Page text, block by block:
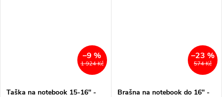
1 924 Kč
–9 %
Taška na notebook 15-16" -
574 Kč
–23 %
Brašna na notebook do 16" -